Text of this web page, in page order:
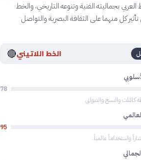
بجماليته الفنية وتنوعه التاريخي، والخط
كل منهما على الثقافة البصرية والتواصل
الخط اللاتيني🔴
78
كالثلث والنسخ والديواني.
95
واستخداماً عالمياً.